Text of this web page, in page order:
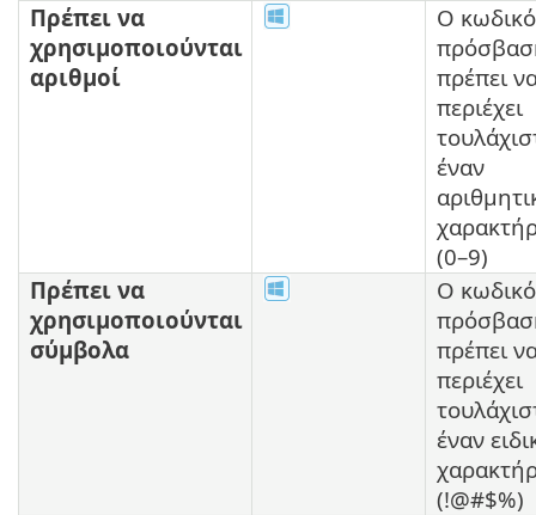
Πρέπει να
χρησιμοποιούνται
αριθμοί
Ο
πρέπει
περιέχει
έναν
(0–9)
Πρέπει να
χρησιμοποιούνται
σύμβολα
Ο
πρέπει
περιέχει
έναν
(!@#$%)